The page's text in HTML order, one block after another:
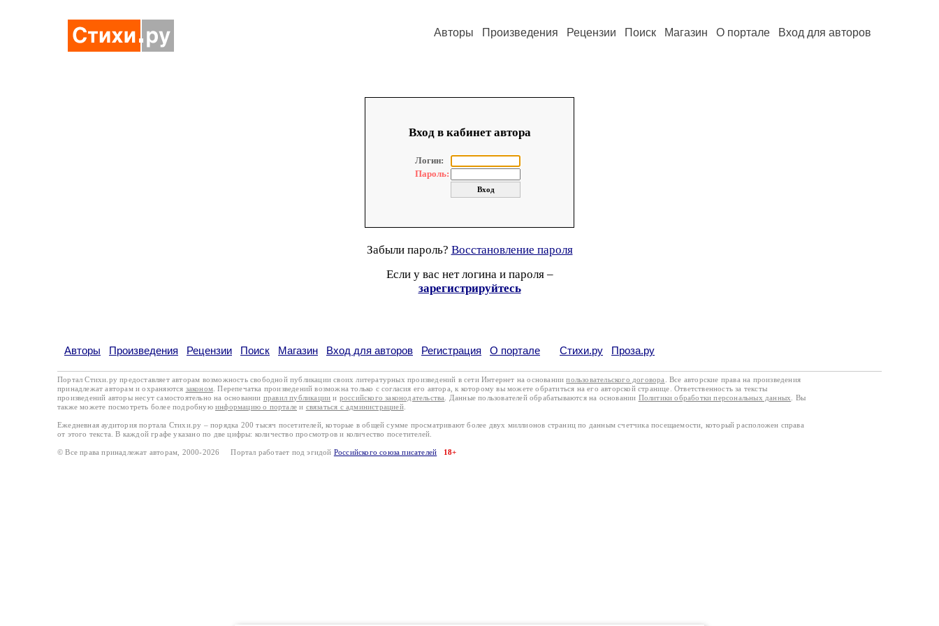
Авторы Произведения Рецензии Поиск Магазин О портале Вход для авторов
Вход в кабинет автора
Логин:
Пароль:
Забыли пароль? Восстановление пароля
Если у вас нет логина и пароля –
зарегистрируйтесь
Авторы Произведения Рецензии Поиск Магазин Вход для авторов Регистрация О портале Стихи.ру Проза.ру
Портал Стихи.ру предоставляет авторам возможность свободной публикации своих литературных произведений в сети Интернет на основаниипользовательского договора
. Все авторские права на произведения
принадлежат авторам и охраняются законом . Перепечатка произведений возможна только с согласия его автора, к которому вы можете обратиться на его авторской странице. Ответственность за тексты
произведений авторы несут самостоятельно на основании правил публикации и российского законодательства . Данные пользователей обрабатываются на основании Политики обработки персональных данных
. Вы
также можете посмотреть более подробную информацию о портале и связаться с администрацией.
Ежедневная аудитория портала Стихи.ру – порядка 200 тысяч посетителей, которые в общей сумме просматривают более двух миллионов страниц по данным счетчика посещаемости, который расположен справа
от этого текста. В каждой графе указано по две цифры: количество просмотров и количество посетителей.
© Все права принадлежат авторам, 2000-2026 Портал работает под эгидой Российского союза писателей 18+